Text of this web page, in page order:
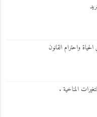
واحترام القانون
المناخية .